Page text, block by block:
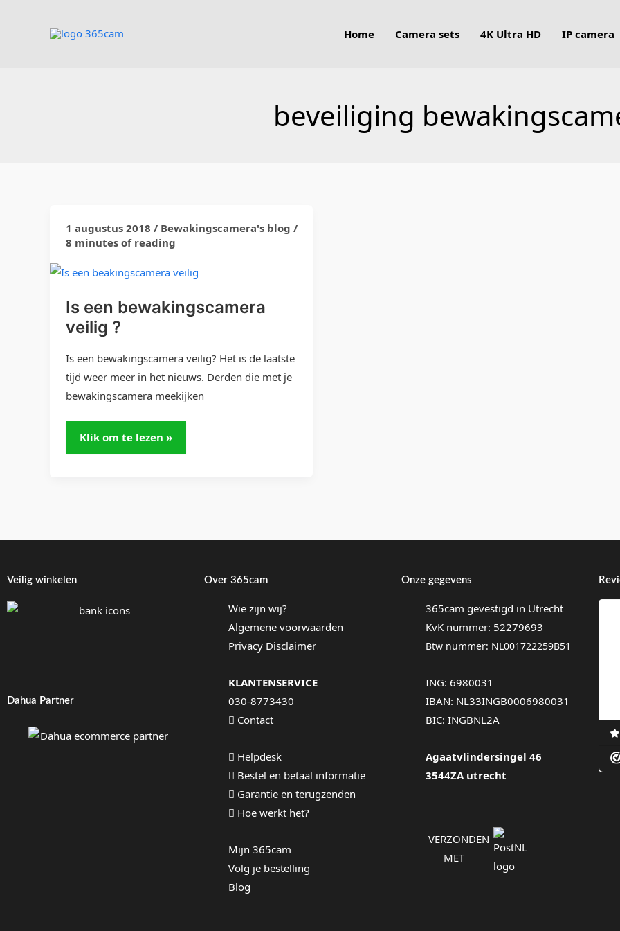
Home Camera sets 4K Ultra HD IP camera
beveiliging
1 augustus 2018 / Bewakingscamera's blog /
8 minutes of reading
Is een bewakingscamera
veilig ?
Is een bewakingscamera veilig? Het is de laatste
tijd weer meer in het nieuws. Derden die met je
bewakingscamera meekijken
Is
een
bewakingscamera
?
Klik om te lezen »
Veilig winkelen
Dahua Partner
Over 365cam
Wie zijn wij?
Algemene voorwaarden
Privacy Disclaimer
KLANTENSERVICE
030-8773430
Contact
Helpdesk
Bestel en betaal informatie
Garantie en terugzenden
Hoe werkt het?
Mijn 365cam
Volg je bestelling
Blog
Onze gegevens
365cam gevestigd in Utrecht
KvK nummer: 52279693
Btw nummer: NL001722259B51
ING: 6980031
IBAN: NL33INGB0006980031
BIC: INGBNL2A
Agaatvlindersingel 46
3544ZA utrecht
VERZONDEN
MET